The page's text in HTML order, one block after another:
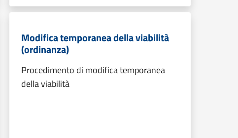
Modifica temporanea della viabilità
(ordinanza)
Procedimento di modifica temporanea
della viabilità